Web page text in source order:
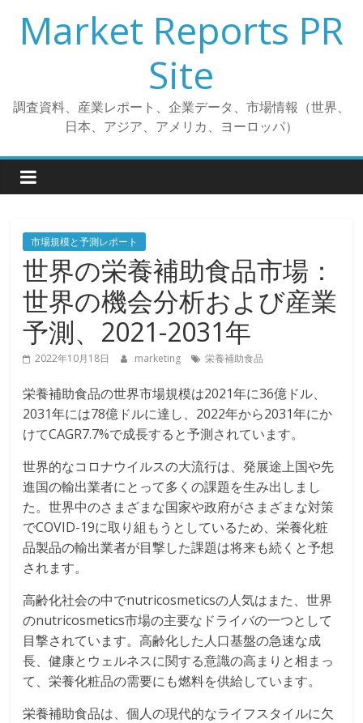
プ
Market Reports PR
Site
調査資料、産業レポート、企業データ、市場情報（世界、
日本、アジア、アメリカ、ヨーロッパ）
市場規模と予測レポート
世界の栄養補助食品市場：
世界の機会分析および産業
予測、2021-2031年
2022年10月18日 marketing 栄養補助食品
栄養補助食品の世界市場規模は2021年に36億ドル、
2031年には78億ドルに達し、2022年から2031年にか
けてCAGR7.7%で成長すると予測されています。
世界的なコロナウイルスの大流行は、発展途上国や先
進国の輸出業者にとって多くの課題を生み出しまし
た。世界中のさまざまな国家や政府がさまざまな対策
でCOVID-19に取り組もうとしているため、栄養化粧
品製品の輸出業者が目撃した課題は将来も続くと予想
されます。
高齢化社会の中でnutricosmeticsの人気はまた、世界
のnutricosmetics市場の主要なドライバの一つとして
目撃されています。高齢化した人口基盤の急速な成
長、健康とウェルネスに関する意識の高まりと相まっ
て、栄養化粧品の需要にも燃料を供給しています。
栄養補助食品は、個人の現代的なライフスタイルに欠